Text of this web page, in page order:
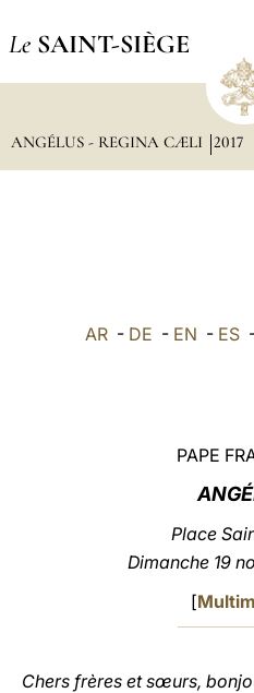
Le SAINT-SIÈGE
ANGÉLUS - REGINA CÆLI 2017
AR- DE - EN - ES
PAPE
Place
Dimanche 19
[
Chers frères et sœurs,